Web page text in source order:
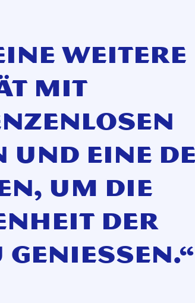
weitere
mit
eine
um die
der
genießen.“